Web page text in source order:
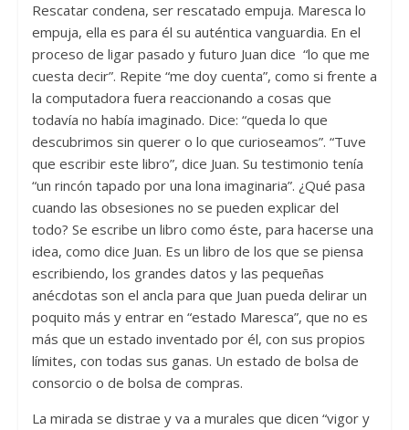
Rescatar condena, ser rescatado empuja. Maresca lo
empuja, ella es para él su auténtica vanguardia. En el
proceso de ligar pasado y futuro Juan dice “lo que me
cuesta decir”. Repite “me doy cuenta”, como si frente a
la computadora fuera reaccionando a cosas que
todavía no había imaginado. Dice: “queda lo que
descubrimos sin querer o lo que curioseamos”. “Tuve
que escribir este libro”, dice Juan. Su testimonio tenía
“un rincón tapado por una lona imaginaria”. ¿Qué pasa
cuando las obsesiones no se pueden explicar del
todo? Se escribe un libro como éste, para hacerse una
idea, como dice Juan. Es un libro de los que se piensa
escribiendo, los grandes datos y las pequeñas
anécdotas son el ancla para que Juan pueda delirar un
poquito más y entrar en “estado Maresca”, que no es
más que un estado inventado por él, con sus propios
límites, con todas sus ganas. Un estado de bolsa de
consorcio o de bolsa de compras.
La mirada se distrae y va a murales que dicen “vigor y